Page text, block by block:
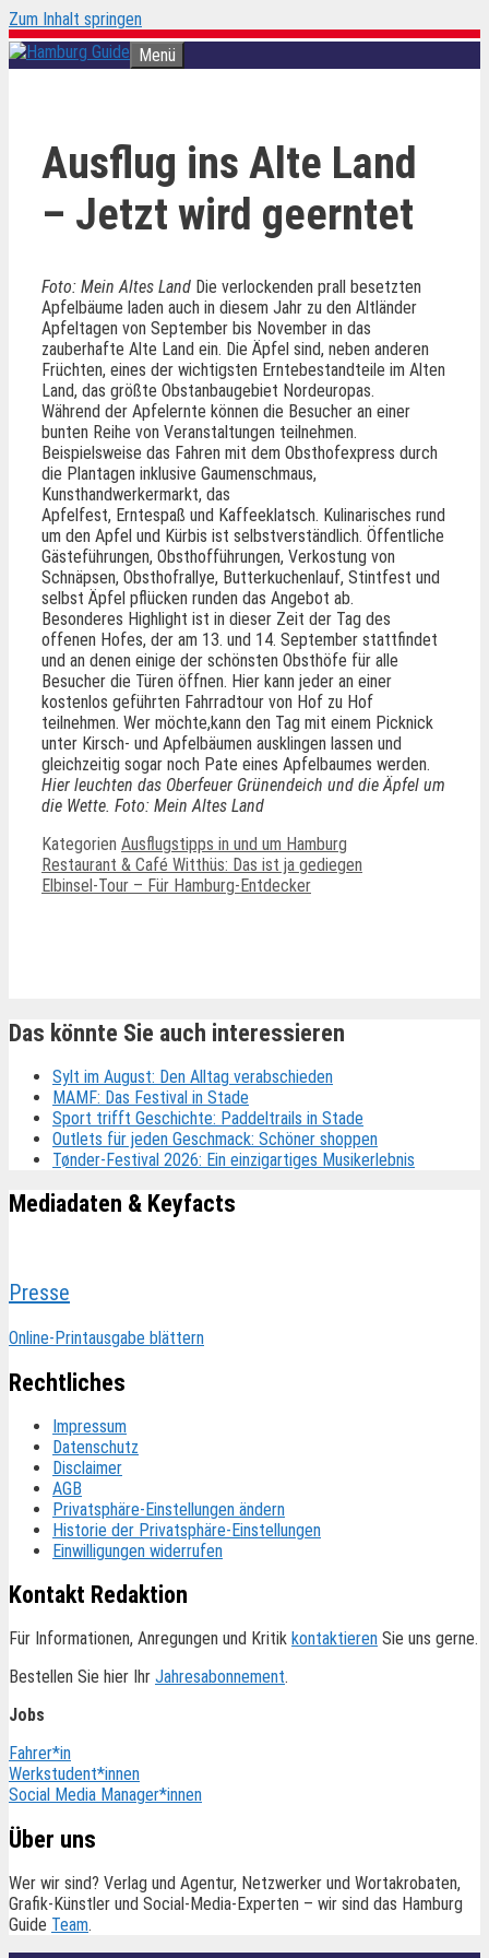
Zum Inhalt springen
Menü
Ausflug ins Alte Land
– Jetzt wird geerntet
Foto: Mein Altes Land Die verlockenden prall besetzten
Apfelbäume laden auch in diesem Jahr zu den Altländer
Apfeltagen von September bis November in das
zauberhafte Alte Land ein. Die Äpfel sind, neben anderen
Früchten, eines der wichtigsten Erntebestandteile im Alten
Land, das größte Obstanbaugebiet Nordeuropas.
Während der Apfelernte können die Besucher an einer
bunten Reihe von Veranstaltungen teilnehmen.
Beispielsweise das Fahren mit dem Obsthofexpress durch
die Plantagen inklusive Gaumenschmaus,
Kunsthandwerkermarkt, das
Apfelfest, Erntespaß und Kaffeeklatsch. Kulinarisches rund
um den Apfel und Kürbis ist selbstverständlich. Öffentliche
Gästeführungen, Obsthofführungen, Verkostung von
Schnäpsen, Obsthofrallye, Butterkuchenlauf, Stintfest und
selbst Äpfel pflücken runden das Angebot ab.
Besonderes Highlight ist in dieser Zeit der Tag des
offenen Hofes, der am 13. und 14. September stattfindet
und an denen einige der schönsten Obsthöfe für alle
Besucher die Türen öffnen. Hier kann jeder an einer
kostenlos geführten Fahrradtour von Hof zu Hof
teilnehmen. Wer möchte,kann den Tag mit einem Picknick
unter Kirsch- und Apfelbäumen ausklingen lassen und
gleichzeitig sogar noch Pate eines Apfelbaumes werden.
Hier leuchten das Oberfeuer Grünendeich und die Äpfel um
die Wette. Foto: Mein Altes Land
Kategorien Ausflugstipps in und um Hamburg
Restaurant & Café Witthüs: Das ist ja gediegen
Elbinsel-Tour – Für Hamburg-Entdecker
Das könnte Sie auch interessieren
Sylt im August: Den Alltag verabschieden
MAMF: Das Festival in Stade
Sport trifft Geschichte: Paddeltrails in Stade
Outlets für jeden Geschmack: Schöner shoppen
Tønder-Festival 2026: Ein einzigartiges Musikerlebnis
Mediadaten & Keyfacts
Presse
Online-Printausgabe blättern
Rechtliches
Impressum
Datenschutz
Disclaimer
AGB
Privatsphäre-Einstellungen ändern
Historie der Privatsphäre-Einstellungen
Einwilligungen widerrufen
Kontakt Redaktion
Für Informationen, Anregungen und Kritik kontaktieren Sie uns gerne.
Bestellen Sie hier Ihr Jahresabonnement.
Jobs
Fahrer*in
Werkstudent*innen
Social Media Manager*innen
Über uns
Wer wir sind? Verlag und Agentur, Netzwerker und Wortakrobaten,
Grafik-Künstler und Social-Media-Experten – wir sind das Hamburg
Guide Team.